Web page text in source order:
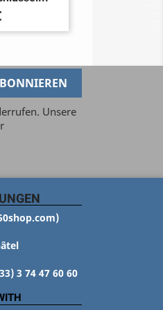
Unsere
3 74 47 60 60